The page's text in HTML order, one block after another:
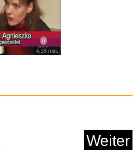
Anzeige
4:18 min.
Weiter